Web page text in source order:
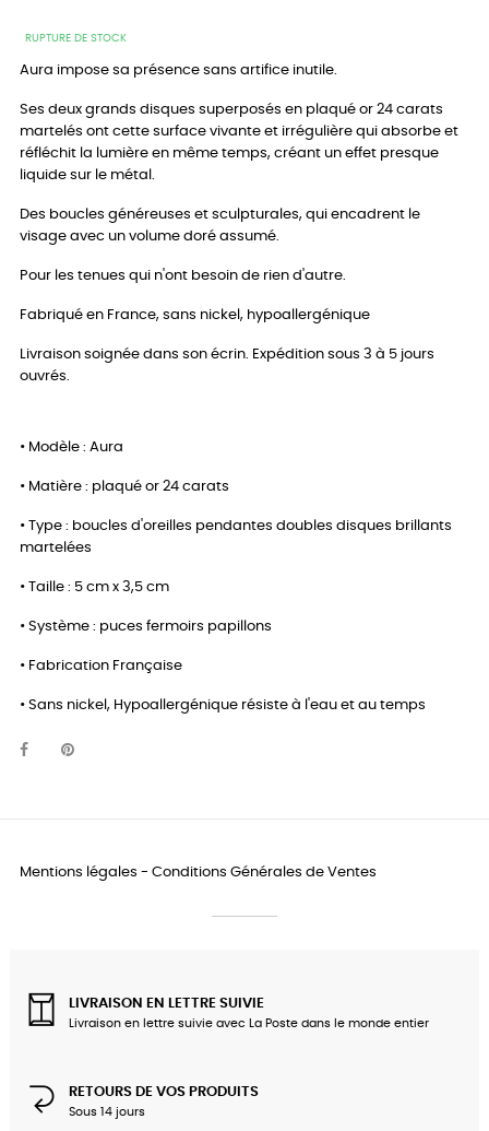
RUPTURE DE STOCK
Aura impose sa présence sans artifice inutile.
Ses deux grands disques superposés en plaqué or 24 carats
martelés ont cette surface vivante et irrégulière qui absorbe et
réfléchit la lumière en même temps, créant un effet presque
liquide sur le métal.
Des boucles généreuses et sculpturales, qui encadrent le
visage avec un volume doré assumé.
Pour les tenues qui n'ont besoin de rien d'autre.
Fabriqué en France, sans nickel, hypoallergénique
Livraison soignée dans son écrin. Expédition sous 3 à 5 jours
ouvrés.
• Modèle : Aura
• Matière : plaqué or 24 carats
• Type : boucles d'oreilles pendantes doubles disques brillants
martelées
• Taille : 5 cm x 3,5 cm
• Système : puces fermoirs papillons
• Fabrication Française
• Sans nickel, Hypoallergénique résiste à l'eau et au temps
Mentions légales - Conditions Générales de Ventes
LIVRAISON EN LETTRE SUIVIE
Livraison en lettre suivie avec La Poste dans le monde entier
RETOURS DE VOS PRODUITS
Sous 14 jours